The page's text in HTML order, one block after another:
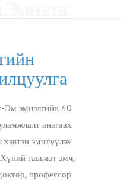
Эм эмнэлгийн 40
анагаах
эмчлүүлэх
гавьяат эмч,
профессор